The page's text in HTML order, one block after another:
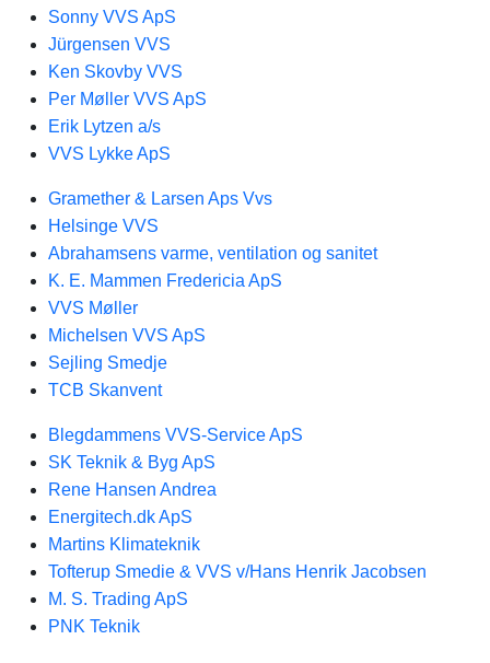
Sonny VVS ApS
Jürgensen VVS
Ken Skovby VVS
Per Møller VVS ApS
Erik Lytzen a/s
VVS Lykke ApS
Gramether & Larsen Aps Vvs
Helsinge VVS
Abrahamsens varme, ventilation og sanitet
K. E. Mammen Fredericia ApS
VVS Møller
Michelsen VVS ApS
Sejling Smedje
TCB Skanvent
Blegdammens VVS-Service ApS
SK Teknik & Byg ApS
Rene Hansen Andrea
Energitech.dk ApS
Martins Klimateknik
Tofterup Smedie & VVS v/Hans Henrik Jacobsen
M. S. Trading ApS
PNK Teknik